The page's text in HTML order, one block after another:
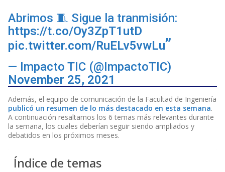
Abrimos 🧵 Sigue la tranmisión:
https://t.co/Oy3ZpT1utD
pic.twitter.com/RuELv5vwLu
— Impacto TIC (@ImpactoTIC)
November 25, 2021
Además, el equipo de comunicación de la Facultad de Ingeniería
publicó un resumen de lo más destacado en esta semana.
A continuación resaltamos los 6 temas más relevantes durante
la semana, los cuales deberían seguir siendo ampliados y
debatidos en los próximos meses.
Índice de temas